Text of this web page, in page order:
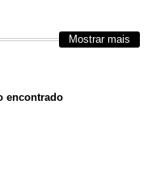
Mostrar mais
encontrado